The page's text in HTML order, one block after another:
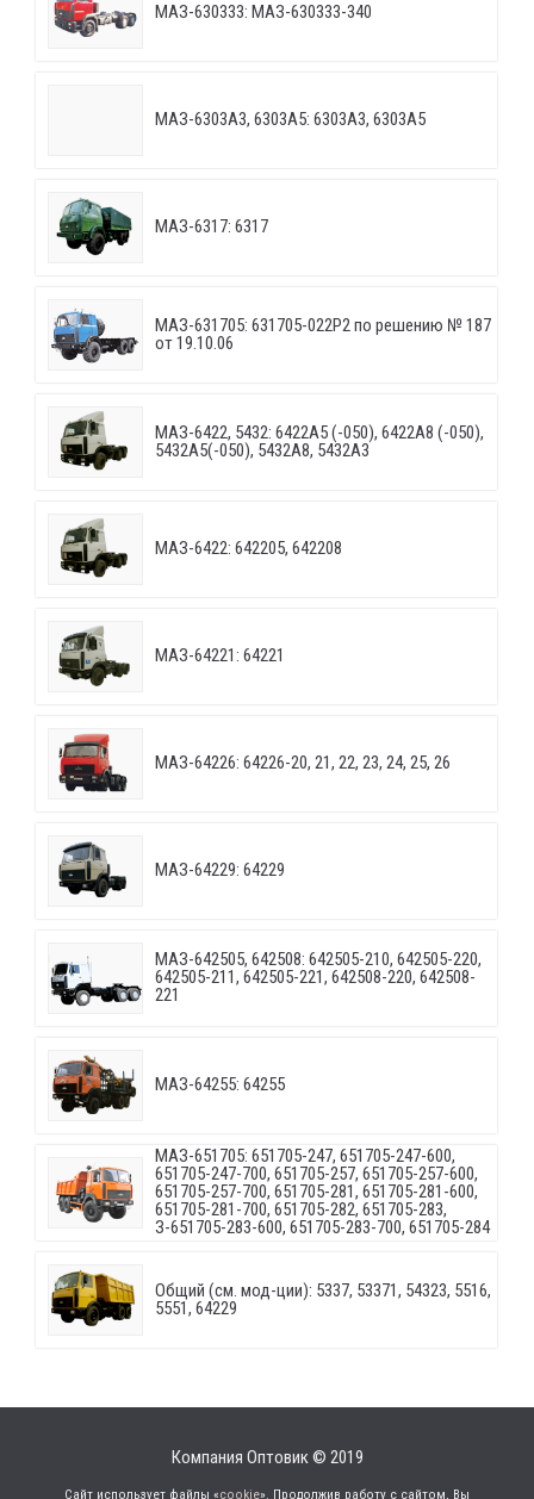
МАЗ-630333: МАЗ-630333-340
МАЗ-6303A3, 6303A5: 6303A3, 6303A5
МАЗ-6317: 6317
МАЗ-631705: 631705-022P2 по решению № 187
от 19.10.06
МАЗ-6422, 5432: 6422A5 (-050), 6422A8 (-050),
5432A5(-050), 5432A8, 5432A3
МАЗ-6422: 642205, 642208
МАЗ-64221: 64221
МАЗ-64226: 64226-20, 21, 22, 23, 24, 25, 26
МАЗ-64229: 64229
МАЗ-642505, 642508: 642505-210, 642505-220,
642505-211, 642505-221, 642508-220, 642508-
221
МАЗ-64255: 64255
МАЗ-651705: 651705-247, 651705-247-600,
651705-247-700, 651705-257, 651705-257-600,
651705-257-700, 651705-281, 651705-281-600,
651705-281-700, 651705-282, 651705-283,
З-651705-283-600, 651705-283-700, 651705-284
Общий (см. мод-ции): 5337, 53371, 54323, 5516,
5551, 64229
Компания Оптовик © 2019
Сайт использует файлы «cookie». Продолжив работу с сайтом, Вы